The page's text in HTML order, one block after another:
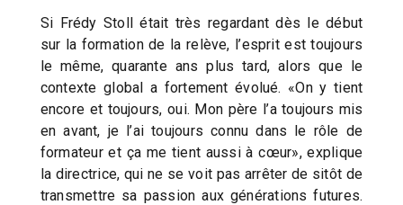
Si Frédy Stoll était très regardant dès le début
sur la formation de la relève, l’esprit est toujours
le même, quarante ans plus tard, alors que le
contexte global a fortement évolué. «On y tient
encore et toujours, oui. Mon père l’a toujours mis
en avant, je l’ai toujours connu dans le rôle de
formateur et ça me tient aussi à cœur», explique
la directrice, qui ne se voit pas arrêter de sitôt de
transmettre sa passion aux générations futures.